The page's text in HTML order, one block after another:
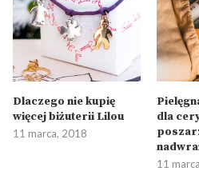
Dlaczego nie kupię
więcej biżuterii Lilou
11 marca, 2018
dla
11